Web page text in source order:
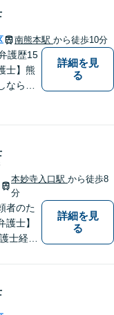
力で
回相
可】
南熊本駅 から徒歩10分
護歴15
士】熊
ら、
一番
う、
ただき
詳細を見
る
本妙寺入口駅から徒歩8
分
者のた
士】
士経
顧問弁
注ぐ弁
詳細を見
る